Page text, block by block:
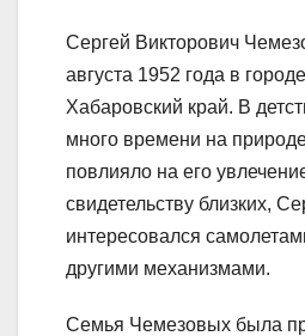
Сергей Викторович
августа 1952 года в
Хабаровский край. В
много времени на
повлияло на его
свидетельству близких,
интересовался
другими механизмами.
Семья Чемезовых была